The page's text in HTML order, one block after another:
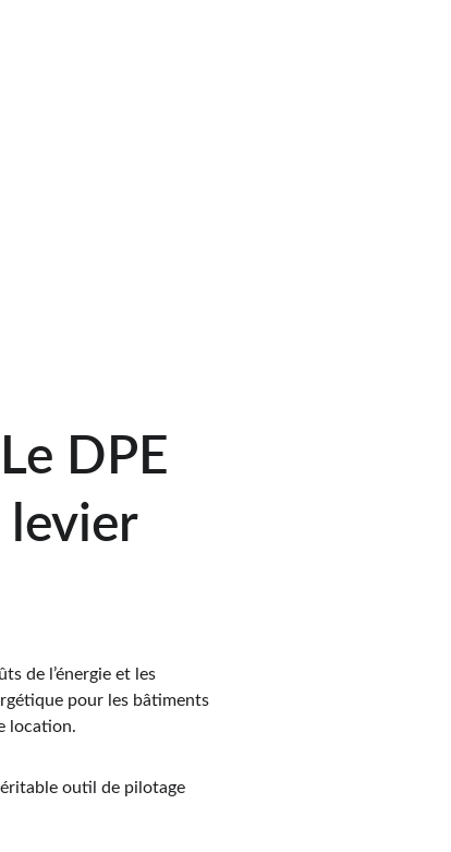
DPE
levier
de l’énergie et les
pour les bâtiments
location.
outil de pilotage